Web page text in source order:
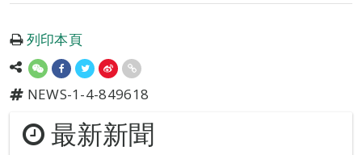
列印本頁
NEWS-1-4-849618
最新新聞